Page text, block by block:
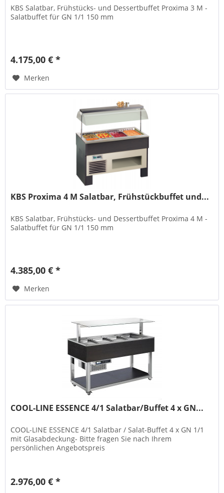
KBS Salatbar, Frühstücks- und Dessertbuffet Proxima 3 M -
Salatbuffet für GN 1/1 150 mm
4.175,00 € *
Merken
KBS Proxima 4 M Salatbar, Frühstückbuffet und...
KBS Salatbar, Frühstücks- und Dessertbuffet Proxima 4 M -
Salatbuffet für GN 1/1 150 mm
4.385,00 € *
Merken
COOL-LINE ESSENCE 4/1 Salatbar/Buffet 4 x GN...
COOL-LINE ESSENCE 4/1 Salatbar / Salat-Buffet 4 x GN 1/1
mit Glasabdeckung- Bitte fragen Sie nach Ihrem
persönlichen Angebotspreis
2.976,00 € *